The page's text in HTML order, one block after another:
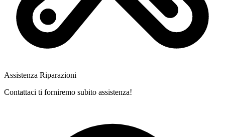
Assistenza Riparazioni
Contattaci ti forniremo subito assistenza!